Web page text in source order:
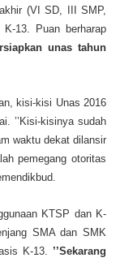
(VI SD, III SMP,
13. Puan berharap
unas tahun
kisi-kisi Unas 2016
’’Kisi-kisinya sudah
waktu dekat dilansir
pemegang otoritas
KTSP dan K-
SMA dan SMK
K-13. ’’Sekarang